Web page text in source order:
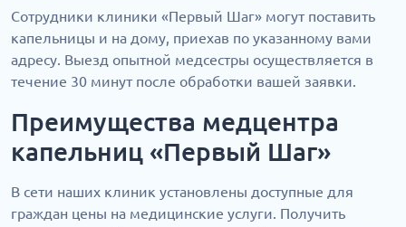
Сотрудники клиники «Первый Шаг» могут поставить
капельницы и на дому, приехав по указанному вами
адресу. Выезд опытной медсестры осуществляется в
течение 30 минут после обработки вашей заявки.
Преимущества медцентра
капельниц «Первый Шаг»
В сети наших клиник установлены доступные для
граждан цены на медицинские услуги. Получить